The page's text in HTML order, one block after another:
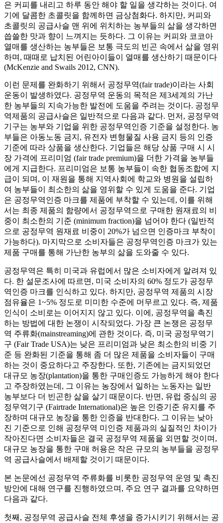
은 커피를 내리고 하루 동안 해야 할 일을 생각하는 것이다. 여
기에 달콤한 초콜릿을 함께하면 금상첨화다. 하지만, 커피와
초콜릿의 공급사슬 맨 위에 위치하는 농부들의 삶을 생각하면
씁쓸한 맛과 향이 느껴지는 듯하다. 그 이유는 커피와 코코아
열매를 생산하는 농부들은 보통 극도의 빈곤 속에서 삶을 영위
하며, 때때로 납치된 어린아이들이 열매를 생산하기 때문이다
(McKenzie and Swails 2012, CNN).
이런 문제를 완화하기 위해서 공정무역(fair trade)이라는 사회
운동이 발생하였다. 공정무역 운동의 목적은 제3세계의 가난
한 농부들의 지속가능한 발전에 도움을 주려는 것이다. 공정무
역제품의 공급사슬은 일반적으로 다음과 같다. 먼저, 공정무역
기구는 농부와 기업을 위한 공정무역인증 기준을 설정한다. 농
부들은 아동노동 금지, 유전자 변형물질 사용 금지 등의 인증
기준에 따라 상품을 생산한다. 기업들은 해당 상품 구매 시 시
장 가격에 프리미엄 (fair trade premium)을 더한 가격을 농부들
에게 지급한다. 프리미엄은 보통 농부들이 속한 협동조합에 지
급이 되며, 이 재원을 통해 지역사회에 학교와 병원을 설립하
여 농부들이 최소한의 삶을 영위할 수 있게 도움을 준다. 기업
은 공정무역인증 마크를 제품에 부착할 수 있는데, 이를 위해
서는 최종 제품의 함량에서 공정무역으로 구매한 원재료의 비
중이 최소한의 기준 (minimum fraction)을 넘어야 한다 (일반적
으로 공정무역 원재료 비중이 20%가 넘으면 인증마크 부착이
가능하다). 마지막으로 소비자들은 공정무역인증 마크가 있는
제품 구매를 통해 가난한 농부의 삶을 도와줄 수 있다.
공정무역은 특히 미국과 유럽에서 많은 소비자에게 알려져 있
다. 한 설문조사에 따르면, 미국 소비자의 60% 정도가 공정무
역인증 마크를 인식하고 있다. 하지만, 공정무역 제품의 시장
점유율은 1~5% 정도로 미미한 수준에 머무르고 있다. 즉, 제품
인식이 소비로는 이어지지 않고 있다. 이에, 공정무역을 촉진
하는 방법에 대한 논쟁이 시작되었다. 가장 큰 논쟁은 공정무
역 주류화(mainstreaming)에 관한 것이다. 즉, 미국 공정무역기
구 (Fair Trade USA)는 낮은 프리미엄과 낮은 최소한의 비중 기
준 등 완화된 기준을 통해 좀 더 많은 제품을 소비자들이 구매
하는 것이 중요하다고 주장한다. 또한, 기존에는 금지되었던
대규모 농장(plantation)을 통한 구매인증도 가능하게 해야 한다
고 주장하였는데, 그 이유는 농장에서 일하는 노동자는 일반
농부보다 더 빈곤한 삶을 살기 때문이다. 반면, 유럽 중심의 공
정무역기구 (Fairtrade International)은 높은 인증기준 유지를 주
장하며 대규모 농장을 통한 인증을 반대한다. 그 이유는 낮아
진 기준으로 인해 공정무역 미인증 제품과의 실질적인 차이가
작아진다면 소비자들은 결국 공정무역 제품을 외면할 것이며,
대규모 농장을 통한 구매 허용은 작은 규모의 농부들을 공정무
역 공급사슬에서 배제할 것이기 때문이다.
본 논문에선 공정무역 주류화를 비롯한 공정무역 운영 및 촉진
방안에 대해 연구를 진행하였으며, 주요 연구 결과를 요약하면
다음과 같다.
첫째, 공정무역 공급사슬 전체 후생을 증가시키기 위해서는 공